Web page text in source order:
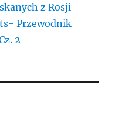
z Rosji
Przewodnik
2